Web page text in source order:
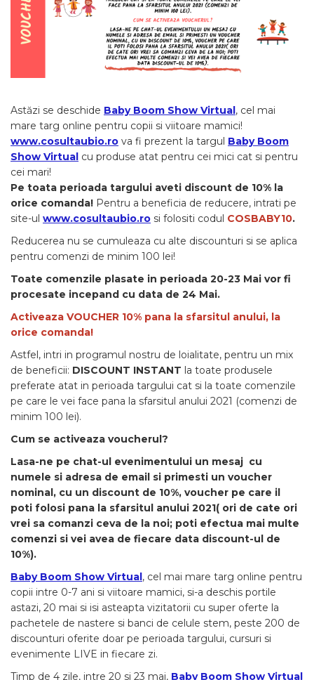
Ceai vrac
Ceaiuri diverse si accesorii
Bauturi
Vinuri, bere si alte bauturi
Siropuri naturale
Energizante
Carbogazoase
Siropuri Bio
Cacao si inlocuitori
Seminte bio pentru germinat
Seminte din plante oleaginoase
Superalimente bio
Fructe si legume Bio
Alimente de baza
Cereale, fulgi din cereale, mic
dejun
Lactate
Bauturi vegetale
Orez, Faina si Premixuri
Ulei, otet
Pudre si prafuri
Supe
Conserve, Pateuri, creme
tartinabile
Masline
Leguminoase si seminte
Fermenti si gelifianti
Produse din soia
Sare si inlocuitori
Produse care inlocuiesc carnea
Unt, alternativa unt
Astăzi se deschide Baby Boom Show Virtual, cel mai
mare targ online pentru copii si viitoare mamici!
www.cosultaubio.ro va fi prezent la targul Baby Boom
Show Virtual cu produse atat pentru cei mici cat si pentru
cei mari!
Pe toata perioada targului aveti discount de 10% la
orice comanda! Pentru a beneficia de reducere, intrati pe
site-ul www.cosultaubio.ro si folositi codul COSBABY10.
Reducerea nu se cumuleaza cu alte discounturi si se aplica
pentru comenzi de minim 100 lei!
Toate comenzile plasate in perioada 20-23 Mai vor fi
procesate incepand cu data de 24 Mai.
Activeaza VOUCHER 10% pana la sfarsitul anului, la
orice comanda!
Astfel, intri in programul nostru de loialitate, pentru un mix
de beneficii: DISCOUNT INSTANT la toate produsele
preferate atat in perioada targului cat si la toate comenzile
pe care le vei face pana la sfarsitul anului 2021 (comenzi de
minim 100 lei).
Cum se activeaza voucherul?
Lasa-ne pe chat-ul evenimentului un mesaj cu
numele si adresa de email si primesti un voucher
nominal, cu un discount de 10%, voucher pe care il
poti folosi pana la sfarsitul anului 2021( ori de cate ori
vrei sa comanzi ceva de la noi; poti efectua mai multe
comenzi si vei avea de fiecare data discount-ul de
10%).
Baby Boom Show Virtual, cel mai mare targ online pentru
copii intre 0-7 ani si viitoare mamici, si-a deschis portile
astazi, 20 mai si isi asteapta vizitatorii cu super oferte la
pachetele de nastere si banci de celule stem, peste 200 de
discounturi oferite doar pe perioada targului, cursuri si
evenimente LIVE in fiecare zi.
Timp de 4 zile, intre 20 si 23 mai, Baby Boom Show Virtual